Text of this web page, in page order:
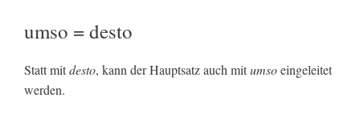
umso = desto
Statt mitdesto, kann der Hauptsatz auch mitumsoeingeleitet
werden.